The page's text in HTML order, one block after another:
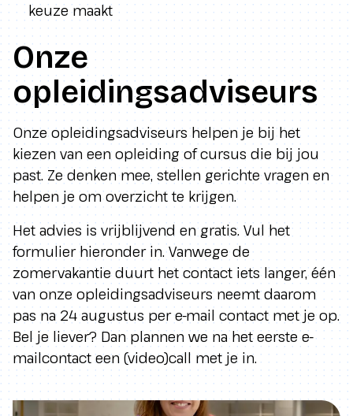
keuze maakt
Onze
opleidingsadviseurs
Onze opleidingsadviseurs helpen je bij het
kiezen van een opleiding of cursus die bij jou
past. Ze denken mee, stellen gerichte vragen en
helpen je om overzicht te krijgen.
Het advies is vrijblijvend en gratis. Vul het
formulier hieronder in. Vanwege de
zomervakantie duurt het contact iets langer, één
van onze opleidingsadviseurs neemt daarom
pas na 24 augustus per e-mail contact met je op.
Bel je liever? Dan plannen we na het eerste e-
mailcontact een (video)call met je in.